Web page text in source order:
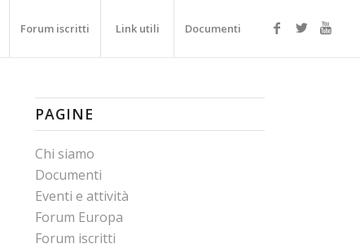
Forum iscritti Link utili Documenti
PAGINE
Chi siamo
Documenti
Eventi e attività
Forum Europa
Forum iscritti